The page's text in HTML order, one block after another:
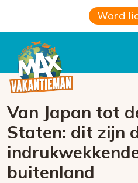
Word
Van Japan tot
Staten: dit zijn
buitenland